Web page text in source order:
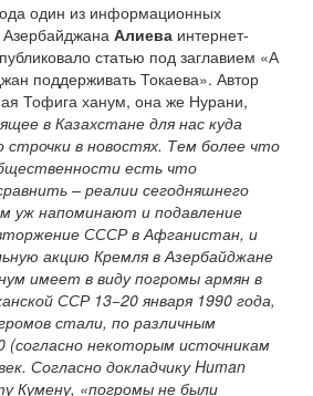
один из информационных
Азербайджана Алиева интернет-
статью под заглавием «А
поддерживать Токаева». Автор
Тофига ханум, она же Нурани,
в Казахстане для нас куда
в новостях. Тем более что
есть что
– реалии сегодняшнего
уж напоминают и подавление
СССР в Афганистан, и
акцию Кремля в Азербайджане
имеет в виду погромы армян в
ССР 13−20 января 1990 года,
стали, по различным
некоторым источникам
Согласно докладчику Human
Кумену, «погромы не были